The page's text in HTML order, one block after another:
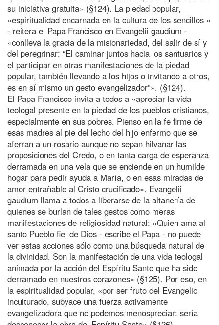
su iniciativa gratuita» (§124). La piedad popular,
«espiritualidad encarnada en la cultura de los sencillos »
- reitera el Papa Francisco en Evangelii gaudium -
«conlleva la gracia de la misionariedad, del salir de sí y
del peregrinar: “El caminar juntos hacia los santuarios y
el participar en otras manifestaciones de la piedad
popular, también llevando a los hijos o invitando a otros,
es en sí mismo un gesto evangelizador”». (§124).
El Papa Francisco invita a todos a «apreciar la vida
teologal presente en la piedad de los pueblos cristianos,
especialmente en sus pobres. Pienso en la fe firme de
esas madres al pie del lecho del hijo enfermo que se
aferran a un rosario aunque no sepan hilvanar las
proposiciones del Credo, o en tanta carga de esperanza
derramada en una vela que se enciende en un humilde
hogar para pedir ayuda a María, o en esas miradas de
amor entrañable al Cristo crucificado». Evangelii
gaudium llama a todos a liberarse de la altanería de
quienes se burlan de tales gestos como meras
manifestaciones de religiosidad natural: «Quien ama al
santo Pueblo fiel de Dios - escribe el Papa - no puede
ver estas acciones sólo como una búsqueda natural de
la divinidad. Son la manifestación de una vida teologal
animada por la acción del Espíritu Santo que ha sido
derramado en nuestros corazones» (§125). Por eso, en
la espiritualidad popular, «por ser fruto del Evangelio
inculturado, subyace una fuerza activamente
evangelizadora que no podemos menospreciar: sería